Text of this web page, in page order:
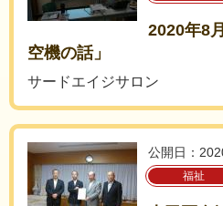
2020年8
空機の話」
サードエイジサロン
公開日：
福祉